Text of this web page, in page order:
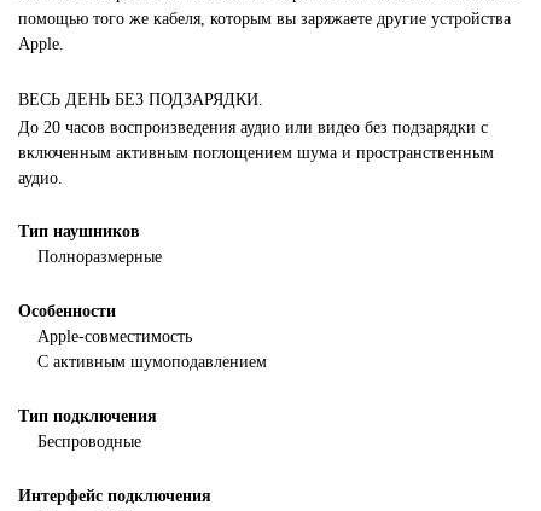
помощью того же кабеля, которым вы заряжаете другие устройства
Apple.
ВЕСЬ ДЕНЬ БЕЗ ПОДЗАРЯДКИ.
До 20 часов воспроизведения аудио или видео без подзарядки с
включенным активным поглощением шума и пространственным
аудио.
Тип наушников
Полноразмерные
Особенности
Apple-совместимость
С активным шумоподавлением
Тип подключения
Беспроводные
Интерфейс подключения